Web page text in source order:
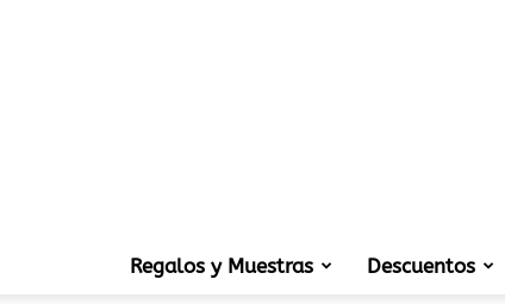
Regalos y Muestras Descuentos